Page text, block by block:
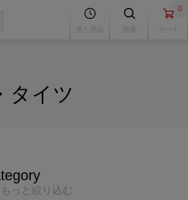
0
タイツ
っと絞り込む